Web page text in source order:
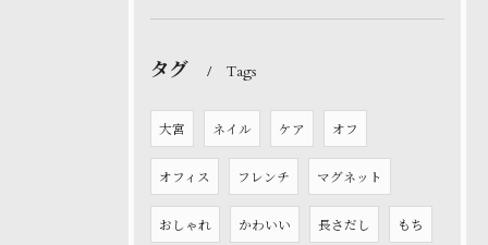
タグ Tags
大宮 ネイル ケア オフ
オフィス フレンチ マグネット
おしゃれ かわいい 長さだし もち